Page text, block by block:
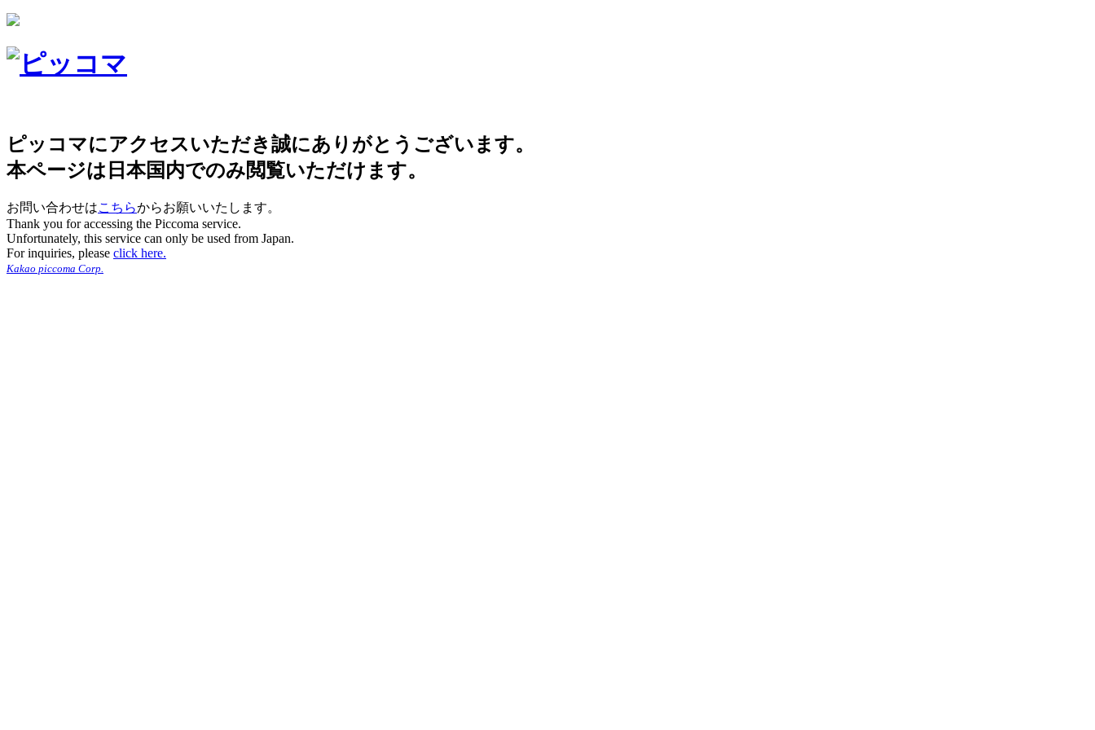
ピッコマにアクセスいただき誠にありがとうございます。
本ページは日本国内でのみ閲覧いただけます。
お問い合わせはこちらからお願いいたします。
Thank you for accessing the Piccoma service.
Unfortunately, this service can only be used from Japan.
For inquiries, please click here.
Kakao piccoma Corp.